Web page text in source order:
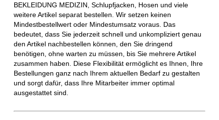
BEKLEIDUNG MEDIZIN, Schlupfjacken, Hosen und viele
weitere Artikel separat bestellen. Wir setzen keinen
Mindestbestellwert oder Mindestumsatz voraus. Das
bedeutet, dass Sie jederzeit schnell und unkompliziert genau
den Artikel nachbestellen können, den Sie dringend
benötigen, ohne warten zu müssen, bis Sie mehrere Artikel
zusammen haben. Diese Flexibilität ermöglicht es Ihnen, Ihre
Bestellungen ganz nach Ihrem aktuellen Bedarf zu gestalten
und sorgt dafür, dass Ihre Mitarbeiter immer optimal
ausgestattet sind.